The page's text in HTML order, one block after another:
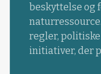
beskyttelse og
regler,
initiativer, der